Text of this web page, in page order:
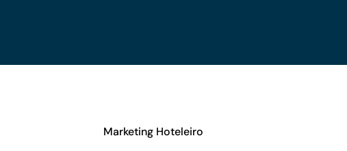
Marketing Hoteleiro